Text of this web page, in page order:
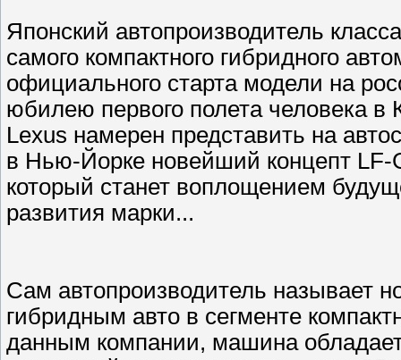
Японский автопроизводитель
самого компактного гибридного
официального старта модели на
юбилею первого полета человека в
Lexus намерен представить на
в Нью-Йорке новейший концепт LF-
который станет воплощением
развития марки...
Сам автопроизводитель называет
гибридным авто в сегменте
данным компании, машина